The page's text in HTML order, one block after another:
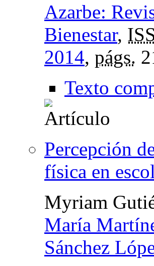
Azarbe:
Bienestar,
2014, págs.
Texto
Percepción
física en
Myriam
María
Sánchez